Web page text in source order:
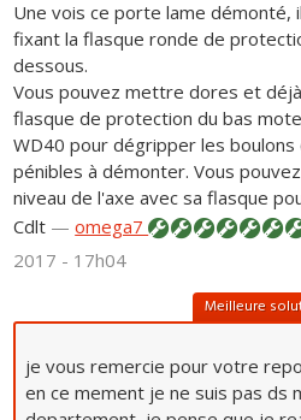
Une vois ce porte lame démonté,
fixant la flasque ronde de
dessous.
Vous pouvez mettre dores et
flasque de protection du bas
WD40 pour dégripper les
pénibles à démonter. Vous
niveau de l'axe avec sa flasque
Cdlt —omega7
2017 - 17h04
Meilleure
je vous remercie pour votre
en ce mement je ne suis pas ds